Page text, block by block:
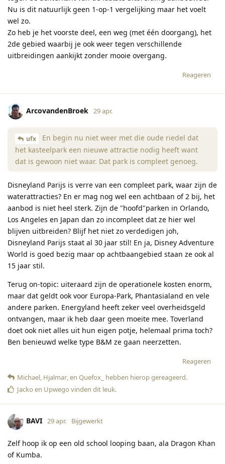
Nu is dit natuurlijk geen 1-op-1 vergelijking maar het voelt
wel zo.
Zo heb je het voorste deel, een weg (met één doorgang), het
2de gebied waarbij je ook weer tegen verschillende
uitbreidingen aankijkt zonder mooie overgang.
Reageren
ArcovandenBroek 29 apr.
ufx
En begin nu niet weer met die oude riedel dat
het kasteelpark een nieuwe attractie nodig heeft want
dat is gewoon niet waar. Dat park is compleet genoeg.
Disneyland Parijs is verre van een compleet park, waar zijn de
waterattracties? En er mag nog wel een achtbaan of 2 bij, het
aanbod is niet heel sterk. Zijn de "hoofd"parken in Orlando,
Los Angeles en Japan dan zo incompleet dat ze hier wel
blijven uitbreiden? Blijf het niet zo verdedigen joh,
Disneyland Parijs staat al 30 jaar stil! En ja, Disney Adventure
World is goed bezig maar op achtbaangebied staan ze ook al
15 jaar stil.
Terug on-topic: uiteraard zijn de operationele kosten enorm,
maar dat geldt ook voor Europa-Park, Phantasialand en vele
andere parken. Energyland heeft zeker veel overheidsgeld
ontvangen, maar ik heb daar geen moeite mee. Toverland
doet ook niet alles uit hun eigen potje, helemaal prima toch?
Ben benieuwd welke type B&M ze gaan neerzetten.
Reageren
Michael Hjalmar , en Quefox_ hebben hierop gereageerd.
Jacko en Upwego vinden dit leuk.
BAVI 29 apr. Bijgewerkt
Zelf hoop ik op een old school looping baan, ala Dragon Khan
of Kumba.